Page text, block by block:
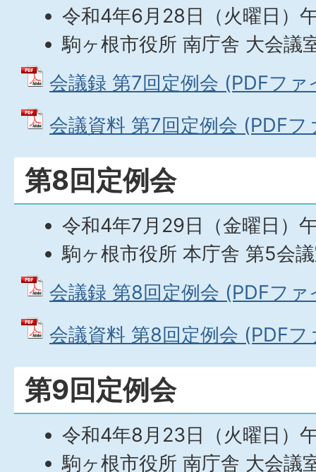
令和4年6月28日（火曜日）
駒ヶ根市役所 南庁舎 大会議
会議録 第7回定例会 (PDFフ
会議資料 第7回定例会 (PDF
第8回定例会
令和4年7月29日（金曜日）
駒ヶ根市役所 本庁舎 第5会
会議録 第8回定例会 (PDFフ
会議資料 第8回定例会 (PDF
第9回定例会
令和4年8月23日（火曜日）
駒ヶ根市役所 南庁舎 大会議